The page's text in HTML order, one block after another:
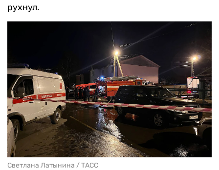
рухнул.
Светлана Латынина / ТАСС